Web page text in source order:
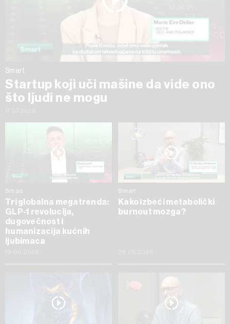
Smart
Startup koji uči mašine da vide ono
što ljudi ne mogu
Smart
Tri globalna megatrenda:
GLP-1 revolucija,
dugovečnost i
humanizacija kućnih
ljubimaca
Smart
Kako izbeći metabolički
burnout mozga?